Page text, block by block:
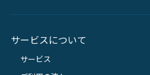
サービスについて
サービス